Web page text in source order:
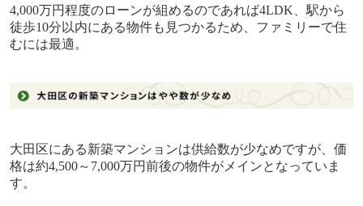
4,000万円程度のローンが組めるのであれば4LDK 、駅から
徒歩10分以内にある物件も見つかるため、ファミリーで住
むには最適。
大田区にある新築マンションは供給数が少なめですが、価
格は約4,500～ 7,000万円前後の物件がメインとなっていま
す。